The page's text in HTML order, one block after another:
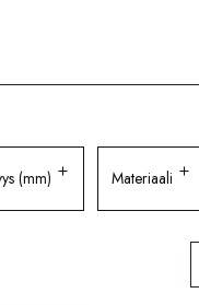
(mm) Materiaali